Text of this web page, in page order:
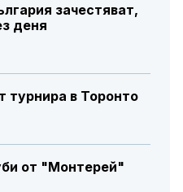
зачестяват,
деня
турнира в Торонто
от "Монтерей"